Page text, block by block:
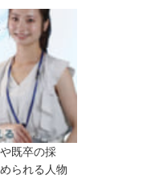
既卒の採
られる人物